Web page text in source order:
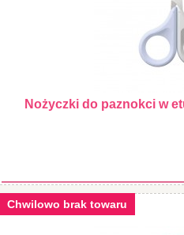
Nożyczki do paznokci w
Chwilowo brak towaru